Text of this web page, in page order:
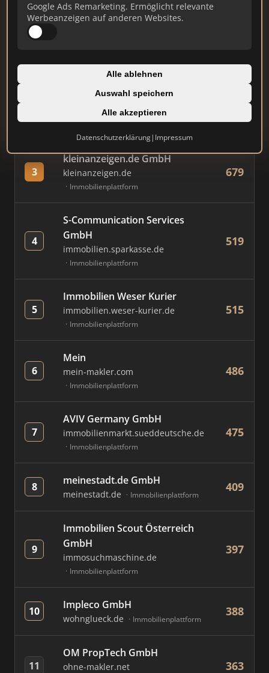
Google Ads Remarketing. Ermöglicht relevante
Werbeanzeigen auf anderen Websites.
Alle ablehnen
Auswahl speichern
Alle akzeptieren
Datenschutzerklärung| Impressum
# MAKLER / FIRMA
1 immobilienscout24.de
Immobilienplattform
863
AVIV Germany GmbH
immowelt.de Immobilienplattform
3
kleinanzeigen.de GmbH
kleinanzeigen.de
Immobilienplattform
679
4
S-Communication Services
GmbH
immobilien.sparkasse.de
Immobilienplattform
519
5
Immobilien Weser Kurier
immobilien.weser-kurier.de
Immobilienplattform
515
6
Mein
mein-makler.com
Immobilienplattform
486
7
AVIV Germany GmbH
immobilienmarkt.sueddeutsche.de
Immobilienplattform
475
8 meinestadt.de GmbH
meinestadt.de Immobilienplattform
409
9
Immobilien Scout Österreich
GmbH
immosuchmaschine.de
Immobilienplattform
397
10 Impleco GmbH
wohnglueck.de Immobilienplattform
388
11
OM PropTech GmbH
ohne-makler.net 363